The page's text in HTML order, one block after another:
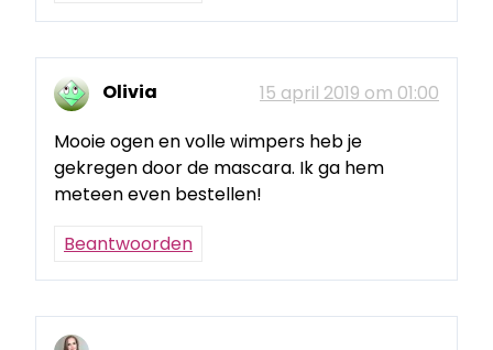
Olivia
15 april 2019 om 01:00
Mooie ogen en volle wimpers heb je
gekregen door de mascara. Ik ga hem
meteen even bestellen!
Beantwoorden